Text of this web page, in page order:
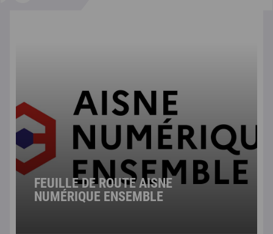
FEUILLE DE ROUTE AISNE
NUMÉRIQUE ENSEMBLE